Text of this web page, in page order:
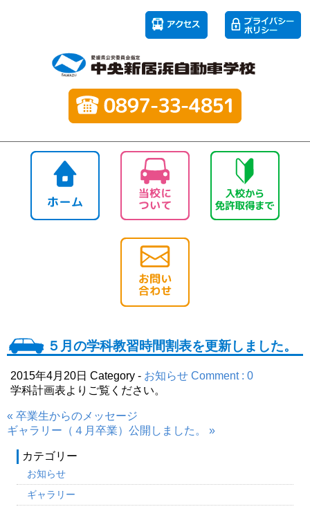
５月の学科教習時間割表を更新しました。
2015年4月20日 Category - お知らせ Comment : 0
学科計画表よりご覧ください。
« 卒業生からのメッセージ
ギャラリー（４月卒業）公開しました。 »
カテゴリー
お知らせ
ギャラリー